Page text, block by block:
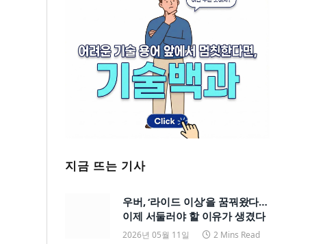
지금 뜨는 기사
우버, ‘라이드 이상’을 꿈꿔왔다…
이제 서둘러야 할 이유가 생겼다
2026년 05월 11일 2 Mins Read